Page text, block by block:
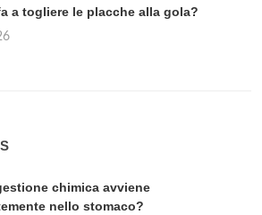
a togliere le placche alla gola?
chimica avviene
nello stomaco?